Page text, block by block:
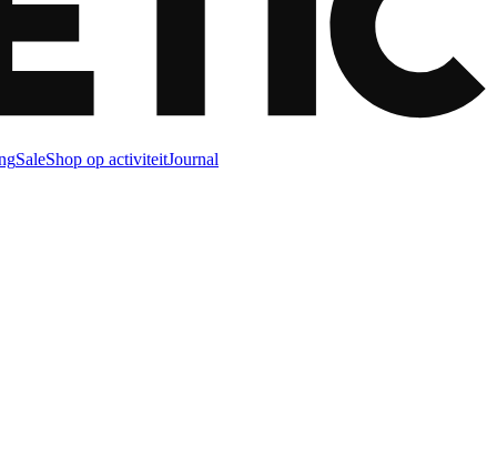
SaleShop op activiteitJournal